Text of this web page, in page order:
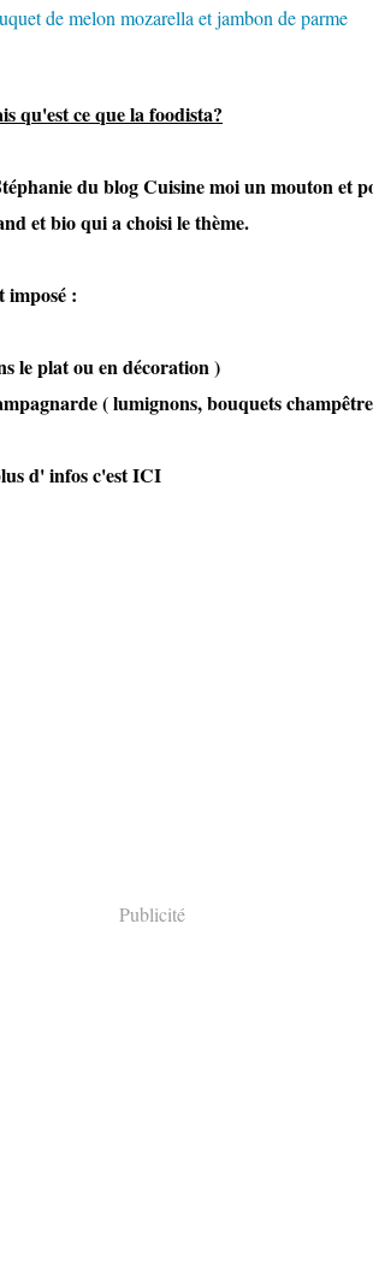
qu'est ce que la foodista?
du blogCuisine moi un moutonet
et bioqui a choisi le thème.
:
le plat ou en décoration )
( lumignons, bouquets
c'estICI
Publicité